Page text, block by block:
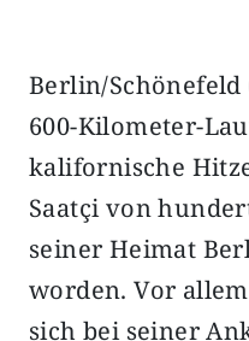
Berlin/Schönefeld
600-Kilometer-
kalifornische
Saatçi von
seiner Heimat
worden. Vor
sich bei seiner